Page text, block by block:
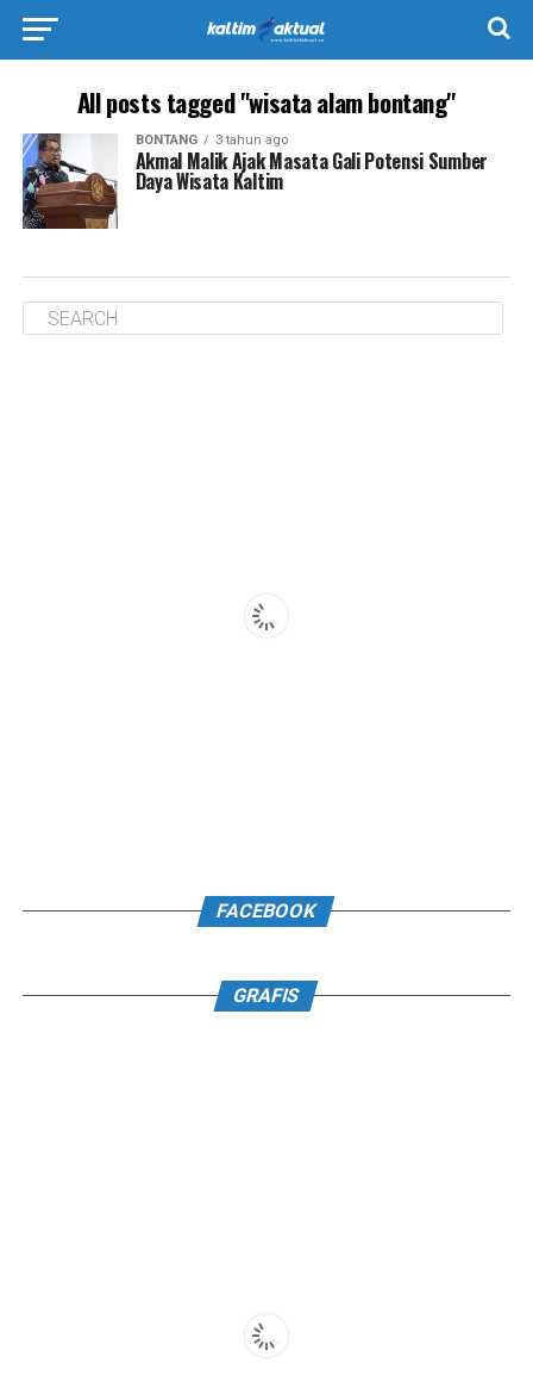
All posts tagged "wisata alam bontang"
BONTANG 3 tahun ago
Akmal Malik Ajak Masata Gali Potensi Sumber
Daya Wisata Kaltim
FACEBOOK
GRAFIS